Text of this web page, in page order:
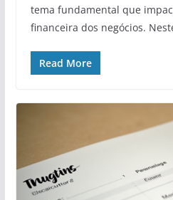
tema fundamental que
financeira dos negócios.
Read More